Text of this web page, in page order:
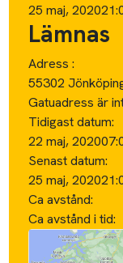
25 maj, 2020
Lämnas
Adress :
55302
Gatuadress är
Tidigast datum:
22 maj, 2020
Senast datum:
25 maj, 2020
Ca avstånd:
Ca avstånd i tid: